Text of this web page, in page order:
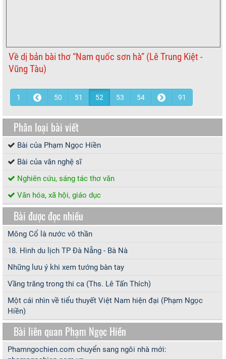
Về dị bản bài thơ “Nam quốc sơn hà” (Lê Trung Kiệt -
Vũng Tàu)
1 50 51 52 53 54 91
Phân loại bài viết
Bài của Phạm Ngọc Hiền
Bài của văn nghệ sĩ
Nghiên cứu, sáng tác thơ văn
Văn hóa, xã hội, giáo dục
Bài được đọc nhiều
Mông Cổ là nước vô thần
18. Hình du lịch TP Đà Nẵng - Bà Nà
Những lưu ý khi xem tướng bàn tay
Vầng trăng trong thi ca (Ths. Lê Tấn Thích)
Một cái nhìn về tiểu thuyết Việt Nam hiện đại (Phạm Ngọc
Hiền)
Bài liên quan Phạm Ngọc Hiền
Phamngochien.com chuyển sang ngôi nhà mới: